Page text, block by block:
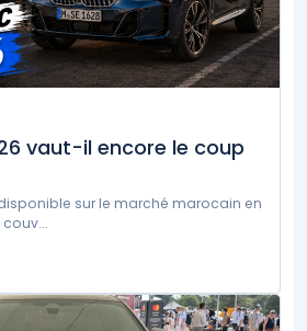
vaut-il encore le coup
disponible sur le marché marocain en